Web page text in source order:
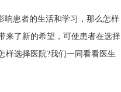
患者的生活和学习，那么怎样
来了新的希望，可使患者在选择
样选择医院?我们一同看看医生